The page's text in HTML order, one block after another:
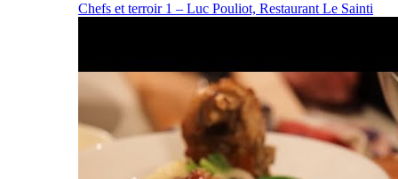
Chefs et terroir 1 – Luc Pouliot, Restaurant Le Sainti